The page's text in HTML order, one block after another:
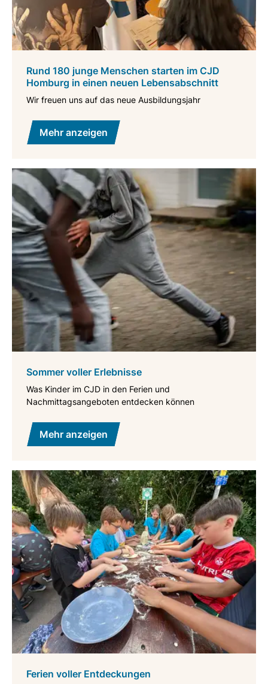
Rund 180 junge Menschen starten im CJD
Homburg in einen neuen Lebensabschnitt
Wir freuen uns auf das neue Ausbildungsjahr
Mehr anzeigen
Sommer voller Erlebnisse
Was Kinder im CJD in den Ferien und
Nachmittagsangeboten entdecken können
Mehr anzeigen
Ferien voller Entdeckungen